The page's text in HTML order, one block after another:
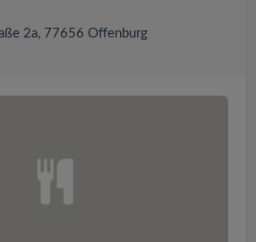
2a, 77656 Offenburg